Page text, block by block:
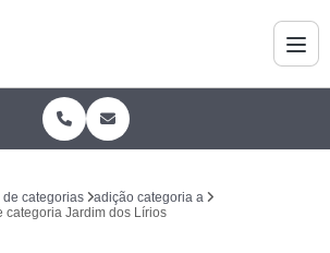
de categorias
adição categoria a
categoria Jardim dos Lírios